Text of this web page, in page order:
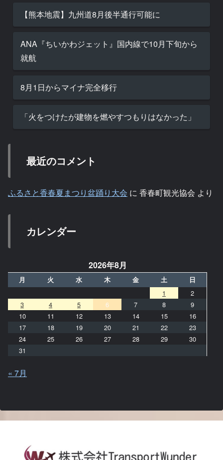
【熊本地震】九州道8月後半通行可能に
ANA『ちいかわジェット』国内線で10月下旬から
就航
8月1日からマイナ完全移行
「火をつけたが建物を燃やすつもりはなかった」
最近のコメント
ふるさと香春夏まつり盆踊り大会 に 香春町観光協会 より
カレンダー
2026年8月
月 火 水 木 金 土 日
1
2
3
4 5 6 7 8
9
10
11 12 13 14 15
16
17
18 19 20 21 22
23
24
25 26 27 28 29
30
31
« 7月